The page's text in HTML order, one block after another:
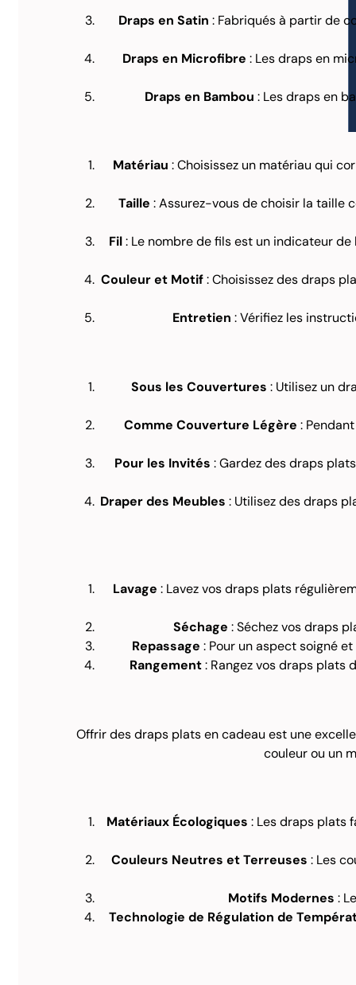
Draps en Satin : Fabriqués à partir de
Draps en Microfibre : Les draps en
Draps en Bambou : Les draps en
Matériau : Choisissez un matériau qui
Taille : Assurez-vous de choisir la taille
Fil: Le nombre de fils est un indicateur
Couleur et Motif: Choisissez des draps
Entretien : Vérifiez les
Sous les Couvertures : Utilisez un
Comme Couverture Légère :
Pour les Invités : Gardez des draps
Draper des Meubles : Utilisez des draps
Lavage : Lavez vos draps plats
Séchage : Séchez vos draps
Repassage : Pour un aspect soigné
Rangement: Rangez vos draps plats
Offrir des draps plats en cadeau est une
couleur ou un
Matériaux Écologiques : Les draps plats
Couleurs Neutres et Terreuses : Les
Motifs Modernes :
Technologie de Régulation de